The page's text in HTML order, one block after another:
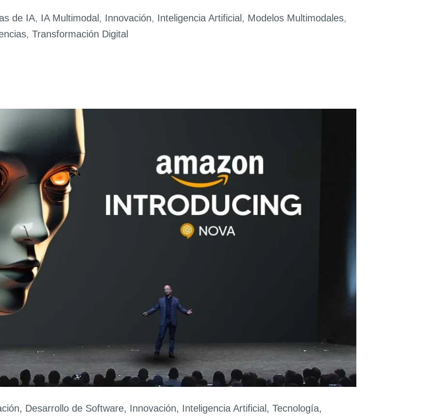
de IA, IA Multimodal , Innovación, Inteligencia Artificial , Modelos Multimodales,
, Transformación Digital
, Desarrollo de Software, Innovación, Inteligencia Artificial , Tecnología,